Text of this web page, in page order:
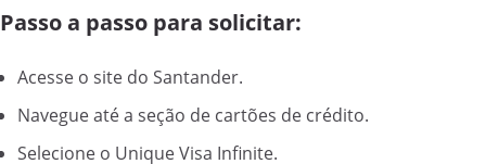
Passo a passo para solicitar:
Acesse o site do Santander.
Navegue até a seção de cartões de crédito.
Selecione o Unique Visa Infinite.